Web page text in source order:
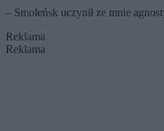
– Smoleńsk uczynił ze mnie
Reklama
Reklama